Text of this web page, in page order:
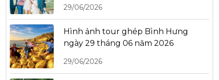
29/06/2026
Hình ảnh tour ghép Bình Hưng
ngày 29 tháng 06 năm 2026
29/06/2026